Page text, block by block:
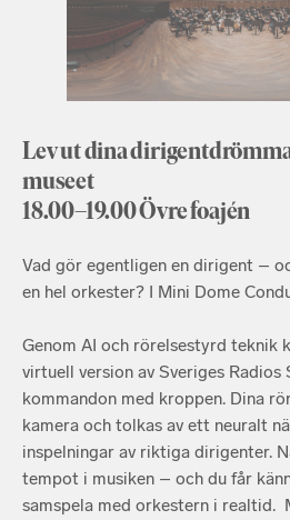
Lev ut dina
museet
18.00–19.00 Övre foajén
Vad gör egentligen en dirigent –
en hel orkester? I Mini Dome
Genom AI och rörelsestyrd teknik
virtuell version av Sveriges
kommandon med kroppen. Dina
kamera och tolkas av ett neuralt
inspelningar av riktiga dirigenter.
tempot i musiken – och du får
samspela med orkestern i realtid.